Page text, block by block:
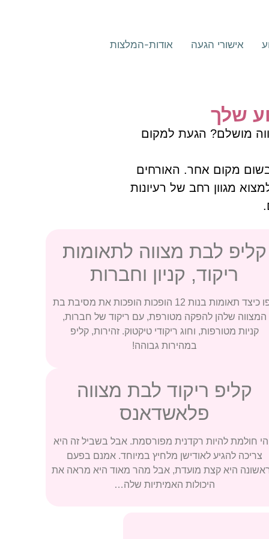
אישורי הגעה אודות-המלצות
שלך
מושלם? הגעת למקום
מקום אחר. האורחים
מגוון רחב של רעיונות
קליפ לבת מצווה לתאומות
ריקוד, קניון וחברות
צפו כיצד תאומות בנות 12 הופכות הופכות את מסיבת בת
המצווה שלהן להפקה מטורפת, עם ריקוד של חברות,
קניות מטורפות, וחוג ריקודי טיקטוק. זהירות, קליפ
במהירות גבוהה!
קליפ ריקוד לבת מצווה
פלאשדאנס
חולמת להיות רקדנית מפורסמת. אבל בשביל זה היא
צריכה להגיע לאודישן מלחיץ במיוחד. אמנם בפעם
היא קצת מועדת, אבל מהר מאוד היא מראה את
היכולות האמיתיות שלה…